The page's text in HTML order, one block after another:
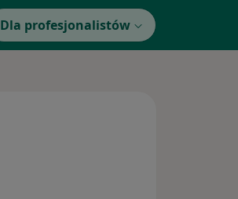
Dla profesjonalistów